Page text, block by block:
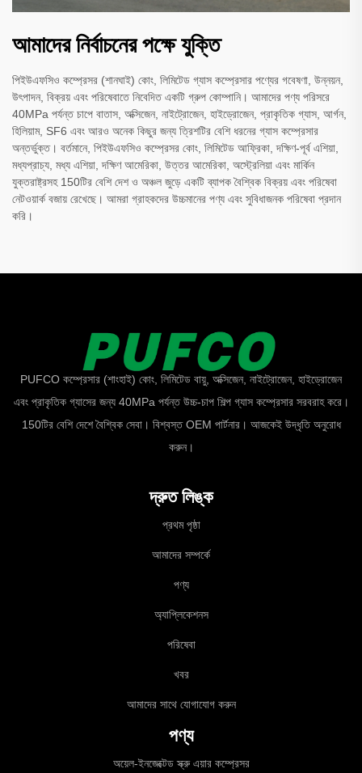
আমাদের নির্বাচনের পক্ষে যুক্তি
পিইউএফসিও কম্প্রেসর (শানঘাই) কোং, লিমিটেড গ্যাস কম্প্রেসার পণ্যের গবেষণা, উন্নয়ন,
উৎপাদন, বিক্রয় এবং পরিষেবাতে নিবেদিত একটি গ্রুপ কোম্পানি। আমাদের পণ্য পরিসরে
40MPa পর্যন্ত চাপে বাতাস, অক্সিজেন, নাইট্রোজেন, হাইড্রোজেন, প্রাকৃতিক গ্যাস, আর্গন,
হিলিয়াম, SF6 এবং আরও অনেক কিছুর জন্য ত্রিশটির বেশি ধরনের গ্যাস কম্প্রেসার
অন্তর্ভুক্ত। বর্তমানে, পিইউএফসিও কম্প্রেসর কোং, লিমিটেড আফ্রিকা, দক্ষিণ-পূর্ব এশিয়া,
মধ্যপ্রাচ্য, মধ্য এশিয়া, দক্ষিণ আমেরিকা, উত্তর আমেরিকা, অস্ট্রেলিয়া এবং মার্কিন
যুক্তরাষ্ট্রসহ 150টির বেশি দেশ ও অঞ্চল জুড়ে একটি ব্যাপক বৈশ্বিক বিক্রয় এবং পরিষেবা
নেটওয়ার্ক বজায় রেখেছে। আমরা গ্রাহকদের উচ্চমানের পণ্য এবং সুবিধাজনক পরিষেবা প্রদান
করি।
PUFCO কম্প্রেসার (শাংহাই) কোং, লিমিটেড বায়ু, অক্সিজেন, নাইট্রোজেন, হাইড্রোজেন
এবং প্রাকৃতিক গ্যাসের জন্য 40MPa পর্যন্ত উচ্চ-চাপ শিল্প গ্যাস কম্প্রেসার সরবরাহ করে।
150টির বেশি দেশে বৈশ্বিক সেবা। বিশ্বস্ত OEM পার্টনার। আজকেই উদ্ধৃতি অনুরোধ
করুন।
দ্রুত লিঙ্ক
প্রথম পৃষ্ঠা
আমাদের সম্পর্কে
পণ্য
অ্যাপ্লিকেশনস
পরিষেবা
খবর
আমাদের সাথে যোগাযোগ করুন
পণ্য
অয়েল-ইনজেক্টেড স্ক্রু এয়ার কম্প্রেসর